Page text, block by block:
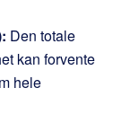
Den totale
kan forvente
hele